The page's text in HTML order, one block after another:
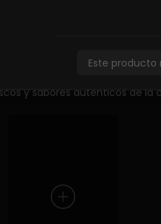
y sabores auténticos de la
Este producto